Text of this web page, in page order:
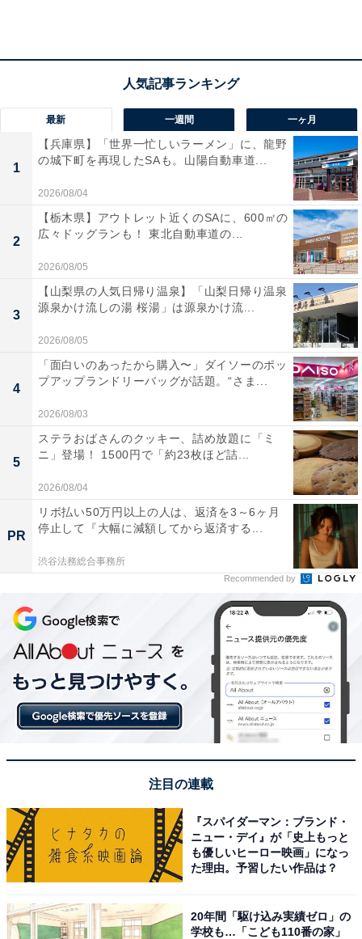
情報提供が。サッカーボールは持っておらず、誰かと白
い車に乗ったという内容です。凌介と二宮はサッカーコ
ーチを当たりますが、やはりボールは持って出たとの返
答。家族のことを何も知らないと打ちひしがれる凌介。
二宮が励ましているところに車が猛スピードで突っ込ん
できます。運転席には強羅（上島竜兵）がおり、「やっ
ぱりあの子かぁ」と一言。
警察の調べによると、白い車の所有者は宗教団体「かが
やきの世界」に関連しています。「かがやきの世界」に
は、迷惑You Tuber・ぷろびん（柄本時生）が潜入しよ
うとしていました。
病院ではバタコが凌介に接触。彼女から渡されたお茶を
飲んだ凌介は、苦しみながら倒れてしまいます。一方、
拘束された光莉の前には本木（生駒里奈）の姿が。光莉
の口をガムテープでふさぐと、注射器で血を抜いていく
のでした。
画像出典：日本テレビ『真犯人フラグ』公式サイト
最新 一週間 一ヶ月
1
【兵庫県】「世界一忙しいラーメン」に、龍野
の城下町を再現したSAも。山陽自動車道...
2026/08/04
2
【栃木県】アウトレット近くのSAに、600㎡の
広々ドッグランも！ 東北自動車道の...
2026/08/05
3
【山梨県の人気日帰り温泉】「山梨日帰り温泉
源泉かけ流しの湯 桜湯」は源泉かけ流...
2026/08/05
4
「面白いのあったから購入〜」ダイソーのポッ
プアップランドリーバッグが話題。“さま...
2026/08/03
5
ステラおばさんのクッキー、詰め放題に「ミ
ニ」登場！ 1500円で「約23枚ほど詰...
2026/08/04
PR
リボ払い50万円以上の人は、返済を3～6ヶ月
停止して『大幅に減額してから返済する...
渋谷法務総合事務所
Recommended by
注目の連載
『スパイダーマン：ブランド・
ニュー・デイ』が「史上もっと
も優しいヒーロー映画」になっ
た理由。予習したい作品は？
20年間「駆け込み実績ゼロ」の
学校も…「こども110番の家」